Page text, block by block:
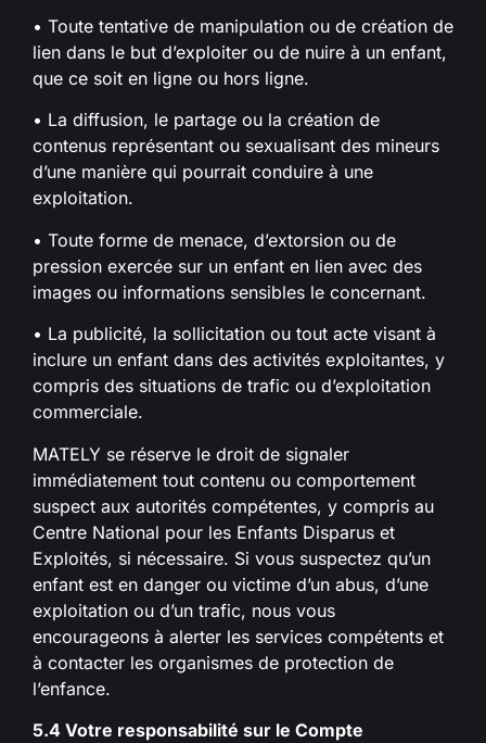
• Toute tentative de manipulation ou de création de
lien dans le but d’exploiter ou de nuire à un enfant,
que ce soit en ligne ou hors ligne.
• La diffusion, le partage ou la création de
contenus représentant ou sexualisant des mineurs
d’une manière qui pourrait conduire à une
exploitation.
• Toute forme de menace, d’extorsion ou de
pression exercée sur un enfant en lien avec des
images ou informations sensibles le concernant.
• La publicité, la sollicitation ou tout acte visant à
inclure un enfant dans des activités exploitantes, y
compris des situations de trafic ou d’exploitation
commerciale.
MATELY se réserve le droit de signaler
immédiatement tout contenu ou comportement
suspect aux autorités compétentes, y compris au
Centre National pour les Enfants Disparus et
Exploités, si nécessaire. Si vous suspectez qu’un
enfant est en danger ou victime d’un abus, d’une
exploitation ou d’un trafic, nous vous
encourageons à alerter les services compétents et
à contacter les organismes de protection de
l’enfance.
5.4 Votre responsabilité sur le Compte